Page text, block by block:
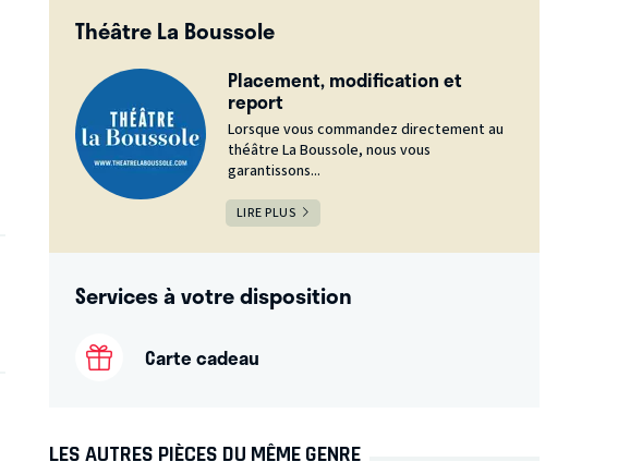
Théâtre La Boussole
Placement, modification et
report
Lorsque vous commandez directement au
théâtre La Boussole, nous vous
garantissons...
LIRE PLUS
Services à votre disposition
Carte cadeau
LES AUTRES PIÈCES DU MÊME GENRE